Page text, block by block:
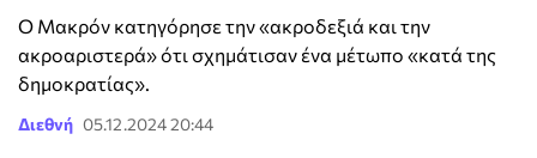
Ο Μακρόν κατηγόρησε την «ακροδεξιά και την
ακροαριστερά» ότι σχημάτισαν ένα μέτωπο «κατά της
δημοκρατίας».
Διεθνή 05.12.2024 20:44